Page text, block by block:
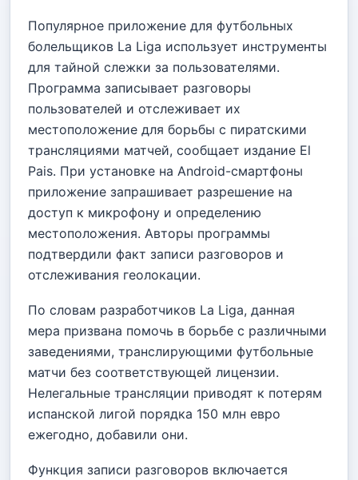
Популярное приложение для футбольных
болельщиков La Liga использует инструменты
для тайной слежки за пользователями.
Программа записывает разговоры
пользователей и отслеживает их
местоположение для борьбы с пиратскими
трансляциями матчей, сообщает издание El
Pais. При установке на Android-смартфоны
приложение запрашивает разрешение на
доступ к микрофону и определению
местоположения. Авторы программы
подтвердили факт записи разговоров и
отслеживания геолокации.
По словам разработчиков La Liga, данная
мера призвана помочь в борьбе с различными
заведениями, транслирующими футбольные
матчи без соответствующей лицензии.
Нелегальные трансляции приводят к потерям
испанской лигой порядка 150 млн евро
ежегодно, добавили они.
Функция записи разговоров включается